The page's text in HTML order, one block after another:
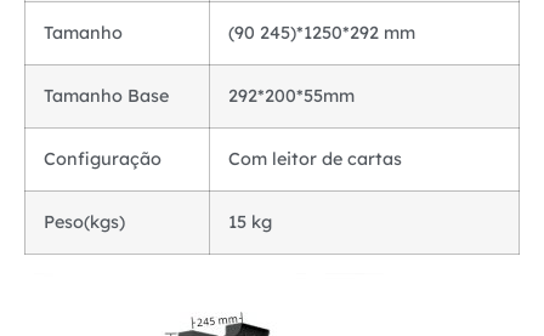
Tamanho (90 245)*1250*292 mm
Tamanho Base 292*200*55mm
Configuração Com leitor de cartas
Peso(kgs) 15 kg